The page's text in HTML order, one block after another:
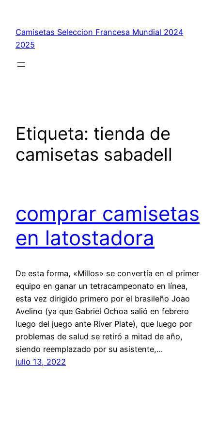
contenido
Camisetas Seleccion Francesa Mundial 2024
2025
Etiqueta: tienda de
camisetas sabadell
comprar camisetas
en latostadora
De esta forma, «Millos» se convertía en el primer
equipo en ganar un tetracampeonato en línea,
esta vez dirigido primero por el brasileño Joao
Avelino (ya que Gabriel Ochoa salió en febrero
luego del juego ante River Plate), que luego por
problemas de salud se retiró a mitad de año,
siendo reemplazado por su asistente,…
julio 13, 2022